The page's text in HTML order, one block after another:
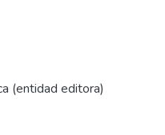
(entidad editora)